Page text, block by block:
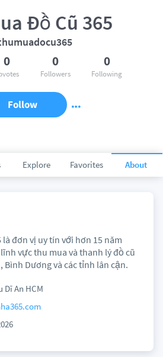
Explore Favorites About
Đồ Cũ 365
0 0
Followers
0
Following
Follow
là đơn vị uy tín với hơn 15 năm
vực thu mua và thanh lý đồ cũ
Bình Dương và các tỉnh lân cận.
Dĩ An HCM